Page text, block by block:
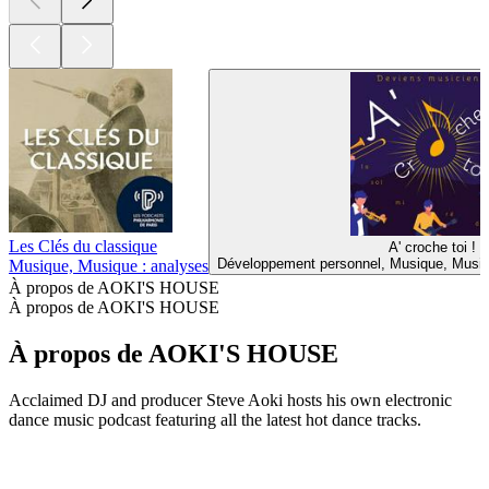
Les Clés du classique
Musique, Musique : analyses
A' croche toi !
Développement personnel, Musique,
À propos de AOKI'S HOUSE
À propos de AOKI'S HOUSE
À propos de AOKI'S HOUSE
Acclaimed DJ and producer Steve Aoki hosts his own electronic
dance music podcast featuring all the latest hot dance tracks.